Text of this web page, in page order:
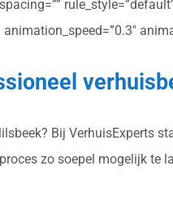
Bij VerhuisExperts
zo soepel mogelijk